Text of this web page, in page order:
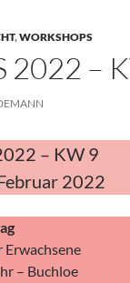
,WORKSHOPS
2022 –
– KW 9
2022
– Buchloe